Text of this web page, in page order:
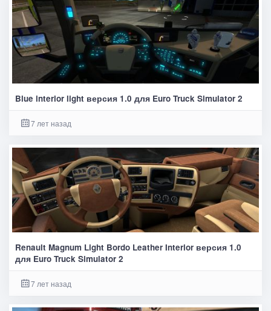
Blue interior light версия 1.0 для Euro Truck Simulator 2
7 лет назад
Renault Magnum Light Bordo Leather Interior версия 1.0
для Euro Truck Simulator 2
7 лет назад